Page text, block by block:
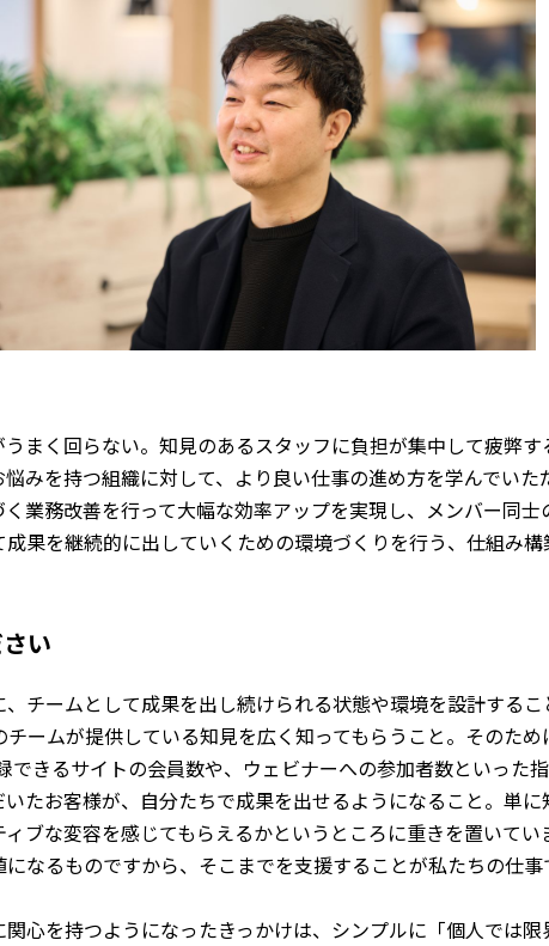
まく回らない。知見のあるスタッフに負担が集中して疲弊す
みを持つ組織に対して、より良い仕事の進め方を学んでいた
業務改善を行って大幅な効率アップを実現し、メンバー同
果を継続的に出していくための環境づくりを行う、仕組み
い
チームとして成果を出し続けられる状態や環境を設計する
ームが提供している知見を広く知ってもらうこと。そのた
できるサイトの会員数や、ウェビナーへの参加者数といった
たお客様が、自分たちで成果を出せるようになること。単
ブな変容を感じてもらえるかというところに重きを置いて
なるものですから、そこまでを支援することが私たちの仕事
心を持つようになったきっかけは、シンプルに「個人では限